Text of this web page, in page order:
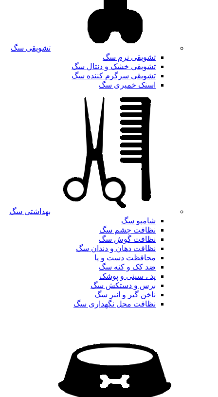
تشویقی سگ
تشویقی نرم سگ
تشویقی خشک و دنتال سگ
تشویقی سرگرم کننده سگ
اسنک خمیری سگ
بهداشتی سگ
شامپو سگ
نظافت چشم سگ
نظافت گوش سگ
نظافت دهان و دندان سگ
محافظت دست و پا
ضد کک و کنه سگ
پد ، سینی و پوشک
برس و دستکش سگ
ناخن گیر و انبر سگ
نظافت محل نگهداری سگ